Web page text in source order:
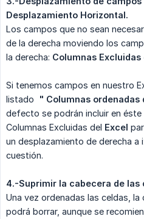
Desplazamiento Horizontal.
Los campos que no sean
de la derecha moviendo los
la derecha: Columnas Excluidas
Si tenemos campos en nuestro
listado
" Columnas ordenadas
defecto se podrán incluir en
Columnas Excluidas del Excel
un desplazamiento de derecha a
cuestión.
4.-Suprimir la cabecera de las
Una vez ordenadas las celdas,
podrá borrar, aunque se